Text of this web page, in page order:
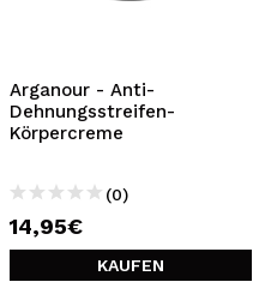
Arganour - Anti-
Dehnungsstreifen-
Körpercreme
(0)
14,95€
KAUFEN